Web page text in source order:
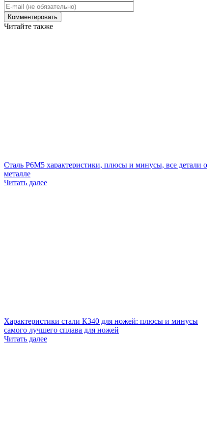
Читайте также
Сталь Р6М5 характеристики, плюсы и минусы, все детали о
металле
Читать далее
Характеристики стали К340 для ножей: плюсы и минусы
самого лучшего сплава для ножей
Читать далее